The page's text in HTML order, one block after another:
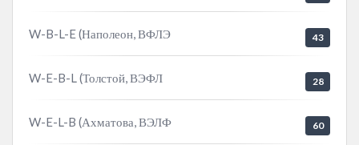
W-B-L-E (Наполеон, ВФЛЭ 43
W-E-B-L (Толстой, ВЭФЛ 28
W-E-L-B (Ахматова, ВЭЛФ 60